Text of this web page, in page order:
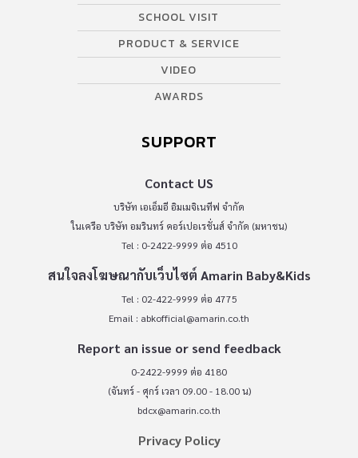
SCHOOL VISIT
PRODUCT & SERVICE
VIDEO
AWARDS
SUPPORT
Contact US
บริษัท เอเอ็มอี อิมเมจิเนทีฟ จำกัด
ในเครือ บริษัท อมรินทร์ คอร์เปอเรชั่นส์ จำกัด (มหาชน)
Tel : 0-2422-9999 ต่อ 4510
สนใจลงโฆษณากับเว็บไซต์ Amarin Baby&Kids
Tel : 02-422-9999 ต่อ 4775
Email : abkofficial@amarin.co.th
Report an issue or send feedback
0-2422-9999 ต่อ 4180
(จันทร์ - ศุกร์ เวลา 09.00 - 18.00 น)
bdcx@amarin.co.th
Privacy Policy